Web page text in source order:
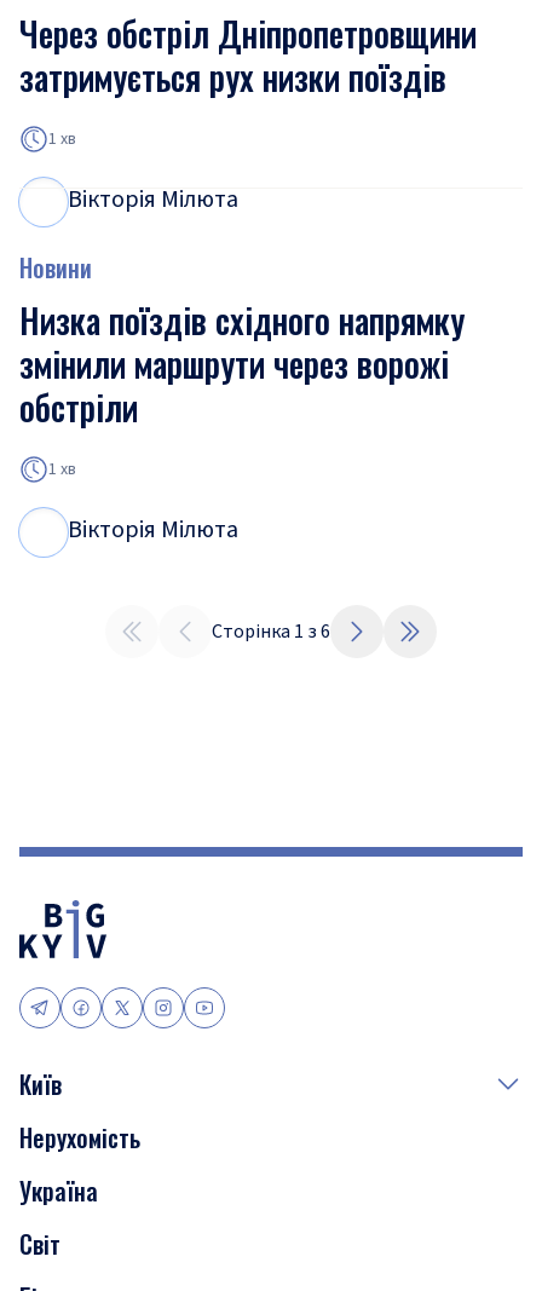
Через обстріл Дніпропетровщини
затримується рух низки поїздів
1 хв
Вікторія Мілюта
Новини
Низка поїздів східного напрямку
змінили маршрути через ворожі
обстріли
1 хв
Вікторія Мілюта
Сторінка 1 з6
Київ
Події
Скандали
Нерухомість
Нерухомість
Україна
Світ